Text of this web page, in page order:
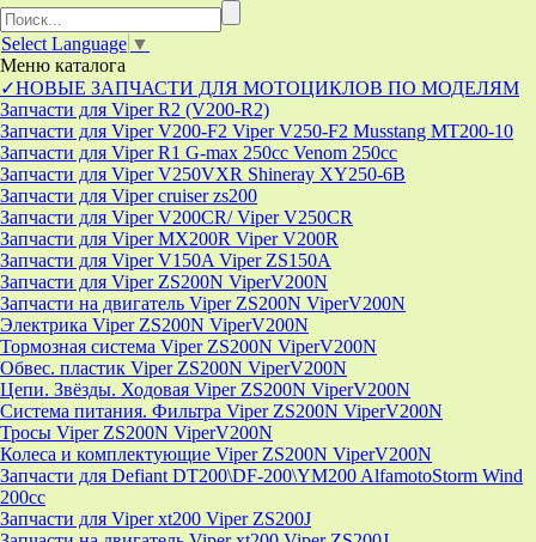
Select Language ▼
Меню каталога
✓НОВЫЕ ЗАПЧАСТИ ДЛЯ МОТОЦИКЛОВ ПО МОДЕЛЯМ
Запчасти для Viper R2 (V200-R2)
Запчасти для Viper V200-F2 Viper V250-F2 Musstang MT200-10
Запчасти для Viper R1 G-max 250cc Venom 250cc
Запчасти для Viper V250VXR Shineray XY250-6B
Запчасти для Viper cruiser zs200
Запчасти для Viper V200CR/ Viper V250CR
Запчасти для Viper MX200R Viper V200R
Запчасти для Viper V150A Viper ZS150A
Запчасти для Viper ZS200N ViperV200N
Запчасти на двигатель Viper ZS200N ViperV200N
Электрика Viper ZS200N ViperV200N
Тормозная система Viper ZS200N ViperV200N
Обвес. пластик Viper ZS200N ViperV200N
Цепи. Звёзды. Ходовая Viper ZS200N ViperV200N
Система питания. Фильтра Viper ZS200N ViperV200N
Тросы Viper ZS200N ViperV200N
Колеса и комплектующие Viper ZS200N ViperV200N
Запчасти для Defiant DT200\DF-200\YM200 AlfamotoStorm Wind
200cc
Запчасти для Viper xt200 Viper ZS200J